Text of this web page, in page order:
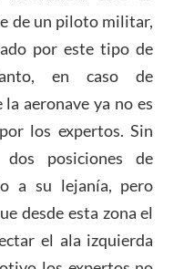
de un piloto militar,
por este tipo de
en caso de
aeronave ya no es
los expertos. Sin
dos posiciones de
a su lejanía, pero
desde esta zona el
el ala izquierda